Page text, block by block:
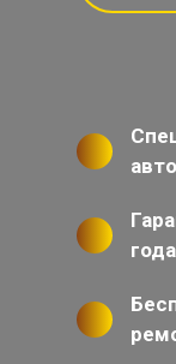
года